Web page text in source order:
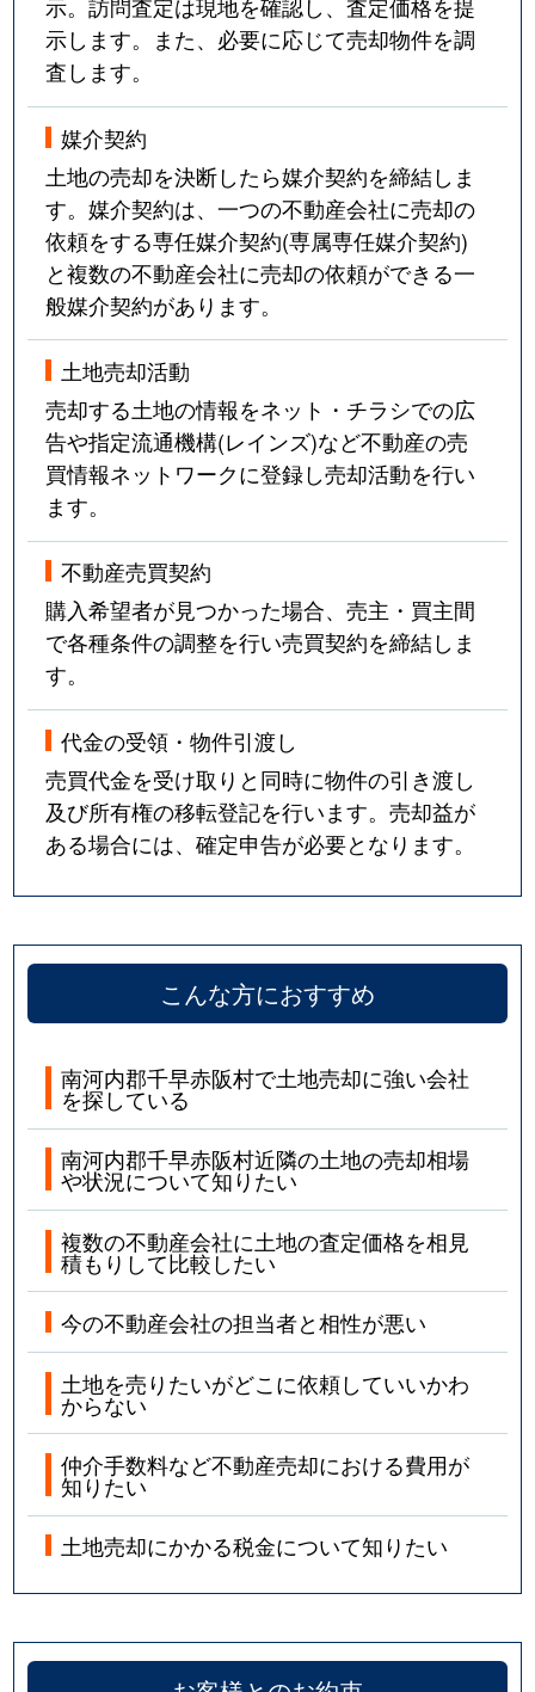
示。訪問査定は現地を確認し、査定価格を提
示します。また、必要に応じて売却物件を調
査します。
媒介契約
土地の売却を決断したら媒介契約を締結しま
す。媒介契約は、一つの不動産会社に売却の
依頼をする専任媒介契約(専属専任媒介契約)
と複数の不動産会社に売却の依頼ができる一
般媒介契約があります。
土地売却活動
売却する土地の情報をネット・チラシでの広
告や指定流通機構(レインズ)など不動産の売
買情報ネットワークに登録し売却活動を行い
ます。
不動産売買契約
購入希望者が見つかった場合、売主・買主間
で各種条件の調整を行い売買契約を締結しま
す。
代金の受領・物件引渡し
売買代金を受け取りと同時に物件の引き渡し
及び所有権の移転登記を行います。売却益が
ある場合には、確定申告が必要となります。
こんな方におすすめ
南河内郡千早赤阪村で土地売却に強い会社
を探している
南河内郡千早赤阪村近隣の土地の売却相場
や状況について知りたい
複数の不動産会社に土地の査定価格を相見
積もりして比較したい
今の不動産会社の担当者と相性が悪い
土地を売りたいがどこに依頼していいかわ
からない
仲介手数料など不動産売却における費用が
知りたい
土地売却にかかる税金について知りたい